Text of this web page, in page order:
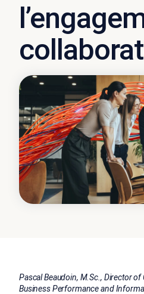
Pascal Beaudoin, M.Sc., Director
Business Performance and